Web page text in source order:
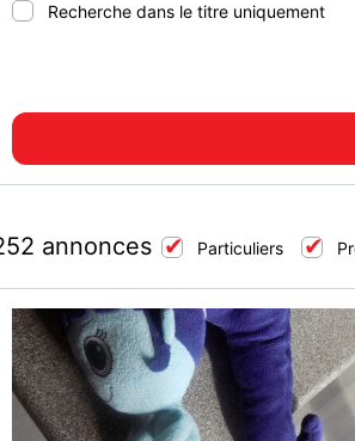
Recherche dans le titre uniquement
annonces Particuliers